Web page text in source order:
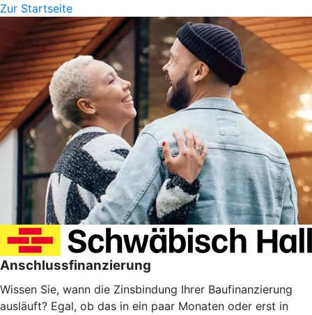
Zur Startseite
Anschlussfinanzierung
Wissen Sie, wann die Zinsbindung Ihrer Baufinanzierung
ausläuft? Egal, ob das in ein paar Monaten oder erst in